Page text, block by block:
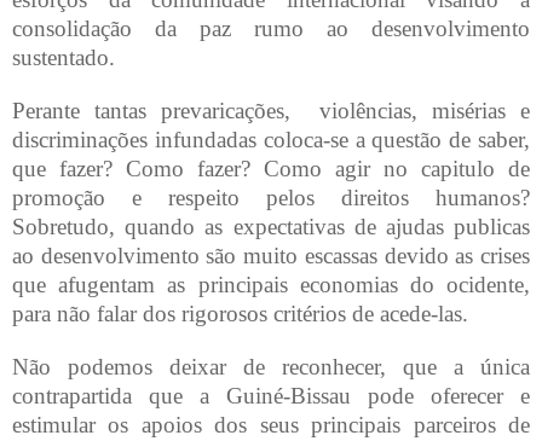
consolidação da paz rumo ao desenvolvimento
sustentado.
Perante tantas prevaricações,
violências, misérias e
discriminações infundadas coloca-se a questão de saber,
que fazer? Como fazer? Como agir no capitulo de
promoção e respeito pelos direitos humanos?
Sobretudo, quando as expectativas de ajudas publicas
ao desenvolvimento são muito escassas devido as crises
que afugentam as principais economias do ocidente,
para não falar dos rigorosos critérios de acede-las.
Não podemos deixar de reconhecer, que a única
contrapartida que a Guiné-Bissau pode oferecer e
estimular os apoios dos seus principais parceiros de